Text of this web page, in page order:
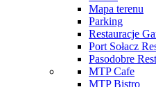
Mapa terenu
Parking
Restauracje
Port Sołacz
Pasodobre
MTP Cafe
MTP Bistro